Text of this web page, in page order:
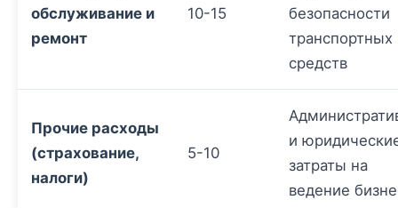
обслуживание и
ремонт
10-15
безопасности
транспортных
средств
Прочие расходы
(страхование,
налоги)
5-10
и
затраты на
ведение